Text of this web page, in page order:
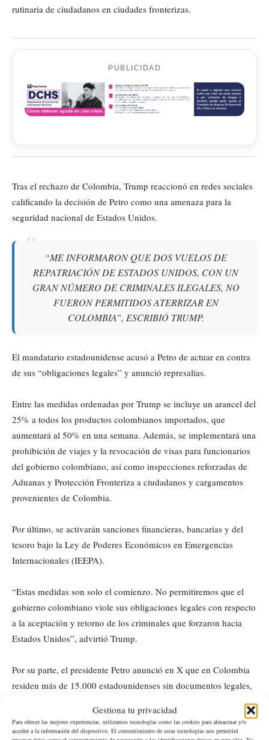
Gestiona tu privacidad
Para ofrecer las mejores experiencias, utilizamos tecnologías como las cookies para almacenar y/o
acceder a la información del dispositivo. El consentimiento de estas tecnologías nos permitirá
rutinaria de ciudadanos en ciudades fronterizas.
PUBLICIDAD
Tras el rechazo de Colombia, Trump reaccionó en redes sociales
calificando la decisión de Petro como una amenaza para la
seguridad nacional de Estados Unidos.
“ME INFORMARON QUE DOS VUELOS DE
REPATRIACIÓN DE ESTADOS UNIDOS, CON UN
GRAN NÚMERO DE CRIMINALES ILEGALES, NO
FUERON PERMITIDOS ATERRIZAR EN
COLOMBIA”, ESCRIBIÓ TRUMP.
El mandatario estadounidense acusó a Petro de actuar en contra
de sus “obligaciones legales” y anunció represalias.
Entre las medidas ordenadas por Trump se incluye un arancel del
25% a todos los productos colombianos importados, que
aumentará al 50% en una semana. Además, se implementará una
prohibición de viajes y la revocación de visas para funcionarios
del gobierno colombiano, así como inspecciones reforzadas de
Aduanas y Protección Fronteriza a ciudadanos y cargamentos
provenientes de Colombia.
Por último, se activarán sanciones financieras, bancarias y del
tesoro bajo la Ley de Poderes Económicos en Emergencias
Internacionales (IEEPA).
“Estas medidas son solo el comienzo. No permitiremos que el
gobierno colombiano viole sus obligaciones legales con respecto
a la aceptación y retorno de los criminales que forzaron hacia
Estados Unidos”, advirtió Trump.
Por su parte, el presidente Petro anunció en X que en Colombia
residen más de 15.000 estadounidenses sin documentos legales,